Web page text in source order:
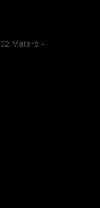
Mataró -